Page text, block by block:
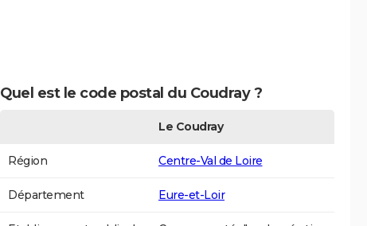
Quel est le code postal du Coudray ?
Le Coudray
Région Centre-Val de Loire
Département Eure-et-Loir